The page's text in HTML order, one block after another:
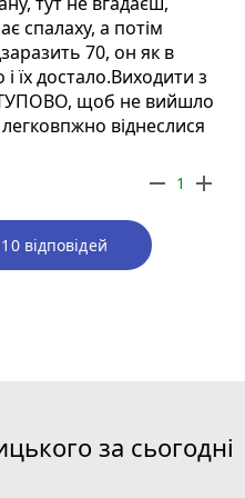
спалаху, а потім
70, он як в
їх достало.Виходити з
щоб не вийшло
легковпжно віднеслися
remove 1 add
відповідей
за сьогодні